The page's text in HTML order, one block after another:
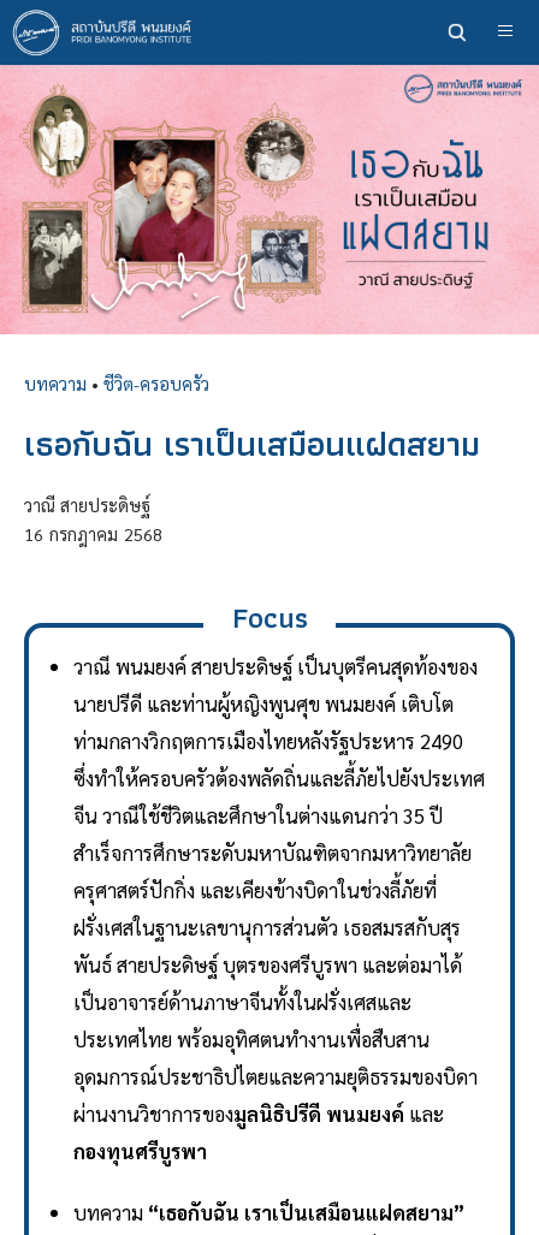
ข้าม
ไป
ยัง
เนื้อหา
หลัก
บทความ • ชีวิต-ครอบครัว
เธอกับฉัน เราเป็นเสมือนแฝดสยาม
วาณี สายประดิษฐ์
16 กรกฎาคม 2568
Focus
วาณี พนมยงค์ สายประดิษฐ์ เป็นบุตรีคนสุดท้องของ
นายปรีดี และท่านผู้หญิงพูนศุข พนมยงค์ เติบโต
ท่ามกลางวิกฤตการเมืองไทยหลังรัฐประหาร 2490
ซึ่งทำให้ครอบครัวต้องพลัดถิ่นและลี้ภัยไปยังประเทศ
จีน วาณีใช้ชีวิตและศึกษาในต่างแดนกว่า 35 ปี
สำเร็จการศึกษาระดับมหาบัณฑิตจากมหาวิทยาลัย
ครุศาสตร์ปักกิ่ง และเคียงข้างบิดาในช่วงลี้ภัยที่
ฝรั่งเศสในฐานะเลขานุการส่วนตัว เธอสมรสกับสุร
พันธ์ สายประดิษฐ์ บุตรของศรีบูรพา และต่อมาได้
เป็นอาจารย์ด้านภาษาจีนทั้งในฝรั่งเศสและ
ประเทศไทย พร้อมอุทิศตนทำงานเพื่อสืบสาน
อุดมการณ์ประชาธิปไตยและความยุติธรรมของบิดา
ผ่านงานวิชาการของมูลนิธิปรีดี พนมยงค์ และ
กองทุนศรีบูรพา
บทความ“เธอกับฉัน เราเป็นเสมือนแฝดสยาม”